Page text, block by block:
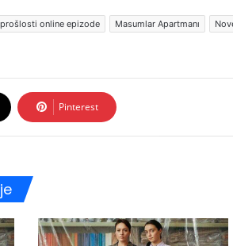
online epizode Masumlar Apartmanı
Pinterest